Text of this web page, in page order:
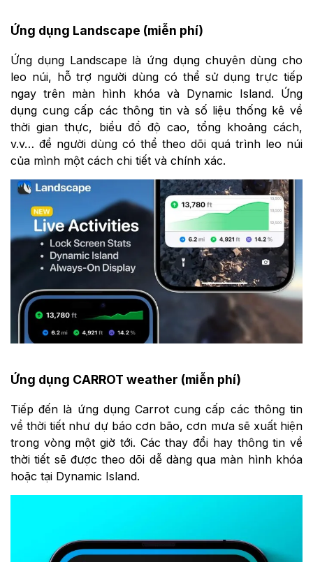
Ứng dụng Landscape (miễn phí)
Ứng dụng Landscape là ứng dụng chuyên dùng cho
leo núi, hỗ trợ người dùng có thể sử dụng trực tiếp
ngay trên màn hình khóa và Dynamic Island‌. Ứng
dụng cung cấp các thông tin và số liệu thống kê về
thời gian thực, biểu đồ độ cao, tổng khoảng cách,
v.v… để người dùng có thể theo dõi quá trình leo núi
của mình một cách chi tiết và chính xác.
Ứng dụng CARROT weather (miễn phí)
Tiếp đến là ứng dụng Carrot cung cấp các thông tin
về thời tiết như dự báo cơn bão, cơn mưa sẽ xuất hiện
trong vòng một giờ tới. Các thay đổi hay thông tin về
thời tiết sẽ được theo dõi dễ dàng qua màn hình khóa
hoặc tại ‌Dynamic Island‌‌.